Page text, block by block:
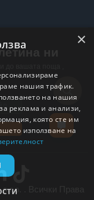
ни
. Всички Права
×
нашия трафик.
на нашия
реклама и анализи,
която сте им
използване на